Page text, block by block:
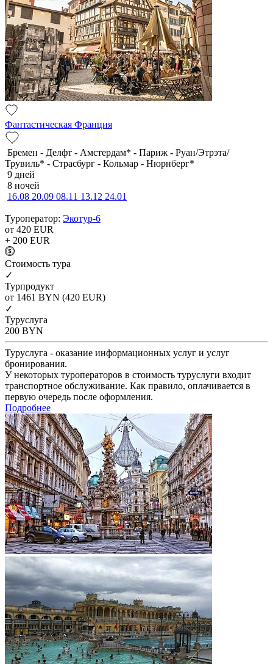
Фантастическая Франция
Бремен - Делфт - Амстердам* - Париж - Руан/Этрэта/
Трувиль* - Страсбург - Кольмар - Нюрнберг*
9 дней
8 ночей
16.08 20.09 08.11 13.12 24.01
Туроператор: Экотур-6
от 420 EUR
+ 200 EUR
Cтоимость тура
✓
Турпродукт
от 1461 BYN (420 EUR)
✓
Туруслуга
200 BYN
Туруслуга - оказание информационных услуг и услуг
бронирования.
У некоторых туроператоров в стоимость туруслуги входит
транспортное обслуживание. Как правило, оплачивается в
первую очередь после оформления.
Подробнее